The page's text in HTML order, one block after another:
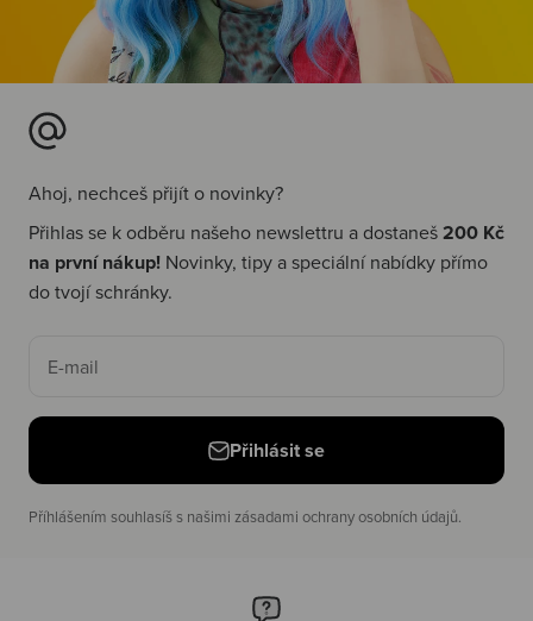
Ahoj, nechceš přijít o novinky?
Přihlas se k odběru našeho newslettru a dostaneš200 Kč
na první nákup! Novinky, tipy a speciální nabídky přímo
do tvojí schránky.
E-mail
Přihlásit se
Příhlášením souhlasíš s našimi zásadami ochrany osobních údajů.